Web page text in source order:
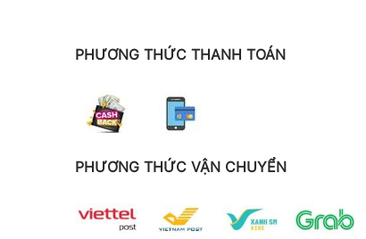
PHƯƠNG THỨC THANH TOÁN
PHƯƠNG THỨC VẬN CHUYỂN